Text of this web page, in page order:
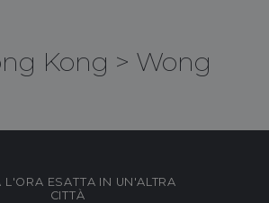
Kong > Wong
L'ORA ESATTA IN UN'ALTRA
CITTÀ